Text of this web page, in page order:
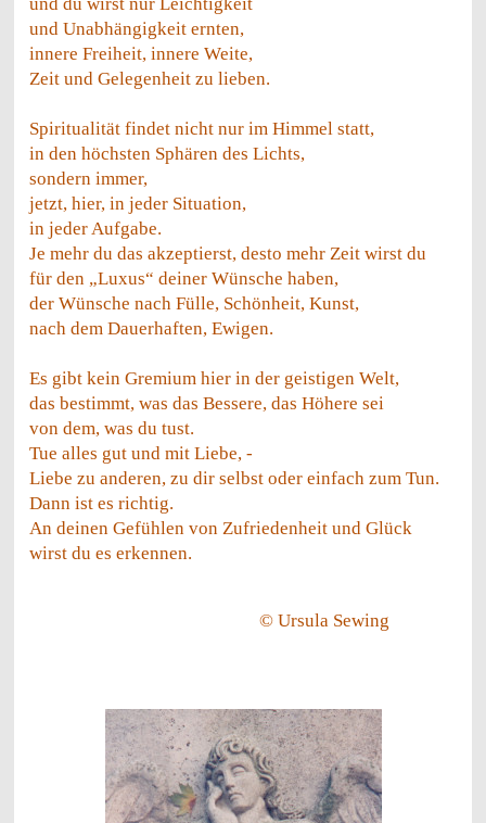
und Unabhängigkeit ernten,
innere Freiheit, innere Weite,
Zeit und Gelegenheit zu lieben.
Spiritualität findet nicht nur im Himmel statt,
in den höchsten Sphären des Lichts,
sondern immer,
jetzt, hier, in jeder Situation,
in jeder Aufgabe.
Je mehr du das akzeptierst, desto mehr Zeit wirst du
für den „Luxus“ deiner Wünsche haben,
der Wünsche nach Fülle, Schönheit, Kunst,
nach dem Dauerhaften, Ewigen.
Es gibt kein Gremium hier in der geistigen Welt,
das bestimmt, was das Bessere, das Höhere sei
von dem, was du tust.
Tue alles gut und mit Liebe, -
Liebe zu anderen, zu dir selbst oder einfach zum Tun.
Dann ist es richtig.
An deinen Gefühlen von Zufriedenheit und Glück
wirst du es erkennen.
© Ursula Sewing